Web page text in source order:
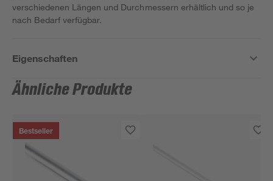
verschiedenen Längen und Durchmessern erhältlich und so je
nach Bedarf verfügbar.
Eigenschaften
Ähnliche Produkte
Bestseller